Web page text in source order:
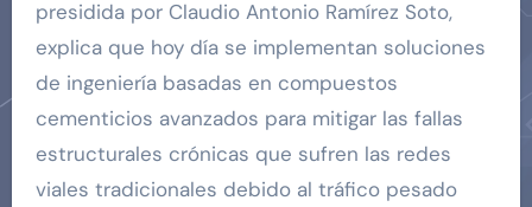
presidida por Claudio Antonio Ramírez Soto,
explica que hoy día se implementan soluciones
de ingeniería basadas en compuestos
cementicios avanzados para mitigar las fallas
estructurales crónicas que sufren las redes
viales tradicionales debido al tráfico pesado